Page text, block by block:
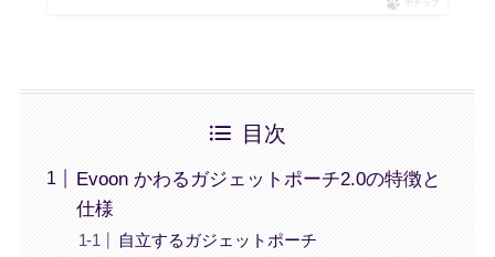
ポチップ
目次
Evoon かわるガジェットポーチ2.0の特徴と
仕様
自立するガジェットポーチ